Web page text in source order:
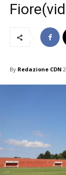
By Redazione CDN